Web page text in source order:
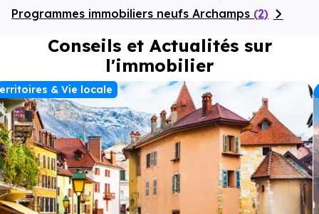
Programmes immobiliers neufs Archamps (2)
Conseils et Actualités sur
l'immobilier
& Vie locale